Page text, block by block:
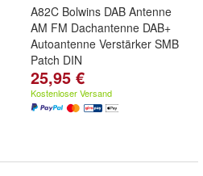
A82C Bolwins DAB Antenne
AM FM Dachantenne DAB+
Autoantenne Verstärker SMB
Patch DIN
25,95 €
Kostenloser Versand